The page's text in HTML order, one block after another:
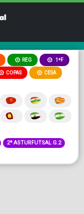
REG 1ªF
COPAS CESA
2ª ASTURFUTSAL G.2